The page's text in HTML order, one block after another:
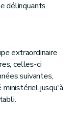
délinquants.
extraordinaire
celles-ci
suivantes,
jusqu'à